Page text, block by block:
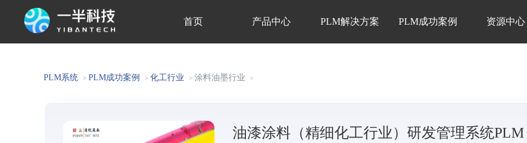
首页 产品中心 PLM解决方案 PLM成功案例 资源中心
PLM系统 > PLM成功案例 > 化工行业 > 涂料油墨行业 >
油漆涂料（精细化工行业）研发管理系统PLM